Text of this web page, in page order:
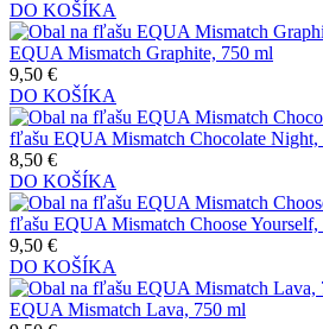
DO KOŠÍKA
EQUA Mismatch Graphite, 750 ml
9,50 €
DO KOŠÍKA
fľašu EQUA Mismatch Chocolate Night,
8,50 €
DO KOŠÍKA
fľašu EQUA Mismatch Choose Yourself,
9,50 €
DO KOŠÍKA
EQUA Mismatch Lava, 750 ml